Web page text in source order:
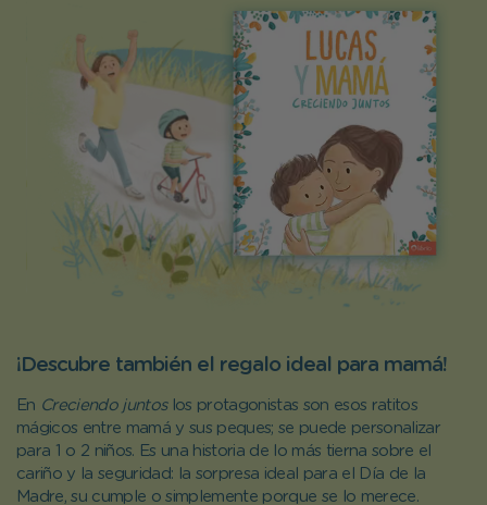
¡Descubre también el regalo ideal para mamá!
En Creciendo juntoslos protagonistas son esos ratitos
mágicos entre mamá y sus peques; se puede personalizar
para 1 o 2 niños. Es una historia de lo más tierna sobre el
cariño y la seguridad: la sorpresa ideal para el Día de la
Madre, su cumple o simplemente porque se lo merece.